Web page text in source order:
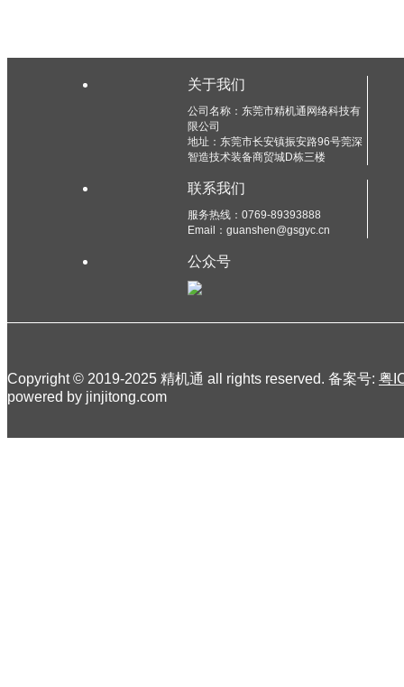
关于我们
公司名称：东莞市精机通网络科技有
限公司
地址：东莞市长安镇振安路96号莞深
智造技术装备商贸城D栋三楼
联系我们
服务热线：0769-89393888
Email：guanshen@gsgyc.cn
公众号
Copyright © 2019-2025 精机通 all rights reserved. 备案号: 粤
powered by jinjitong.com